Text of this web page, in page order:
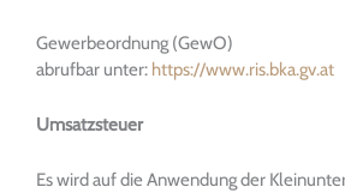
Gewerbeordnung (GewO)
abrufbar unter: https://www.ris.bka.gv.at
Umsatzsteuer
Es wird auf die Anwendung der